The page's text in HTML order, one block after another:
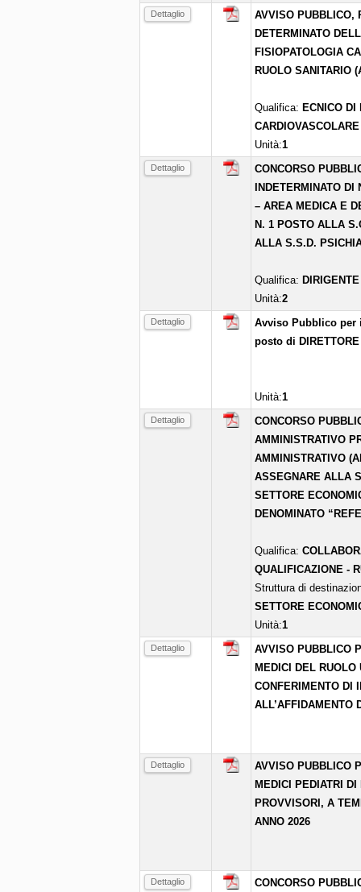
Dettaglio
AVVISO PUBBLICO,
DETERMINATO
FISIOPATOLOGIA
RUOLO SANITARIO
Qualifica: ECNICO DI
CARDIOVASCOLARE
Unità:1
Dettaglio
CONCORSO
INDETERMINATO
– AREA MEDICA E
N. 1 POSTO ALLA
ALLA S.S.D.
Qualifica:
Unità:2
Dettaglio
Avviso Pubblico per
posto di
Unità:1
Dettaglio
CONCORSO
AMMINISTRATIVO
AMMINISTRATIVO
ASSEGNARE ALLA
SETTORE
DENOMINATO
Qualifica:
QUALIFICAZIONE -
Struttura di
SETTORE
Unità:1
Dettaglio
AVVISO PUBBLICO
MEDICI DEL
CONFERIMENTO DI
ALL’AFFIDAMENTO
Dettaglio
AVVISO PUBBLICO
MEDICI PEDIATRI
PROVVISORI, A
ANNO 2026
Dettaglio
CONCORSO